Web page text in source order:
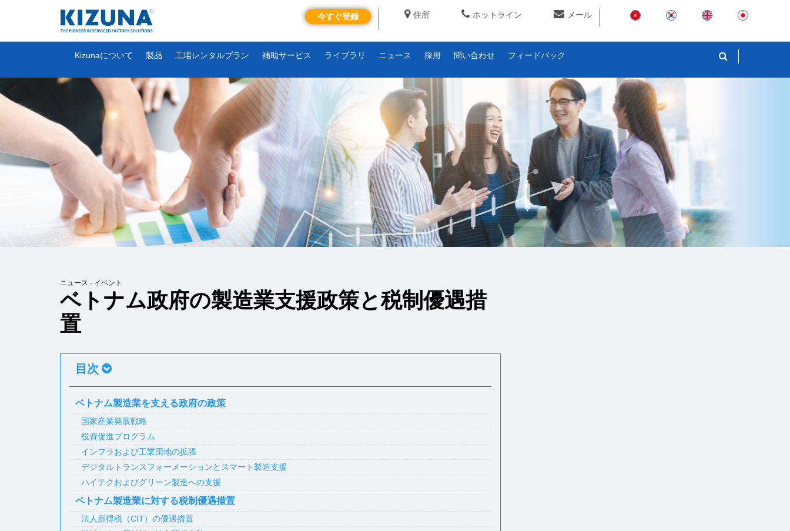
住所 ホットライン メール
今すぐ登録
Kizunaについて 製品 工場レンタルプラン 補助サービス ライブラリ ニュース 採用 問い合わせ フィードバック
ニュース - イベント
ベトナム政府の製造業支援政策と税制優遇措
置
目次
ベトナム製造業を支える政府の政策
国家産業発展戦略
投資促進プログラム
インフラおよび工業団地の拡張
デジタルトランスフォーメーションとスマート製造支援
ハイテクおよびグリーン製造への支援
ベトナム製造業に対する税制優遇措置
法人所得税（CIT）の優遇措置